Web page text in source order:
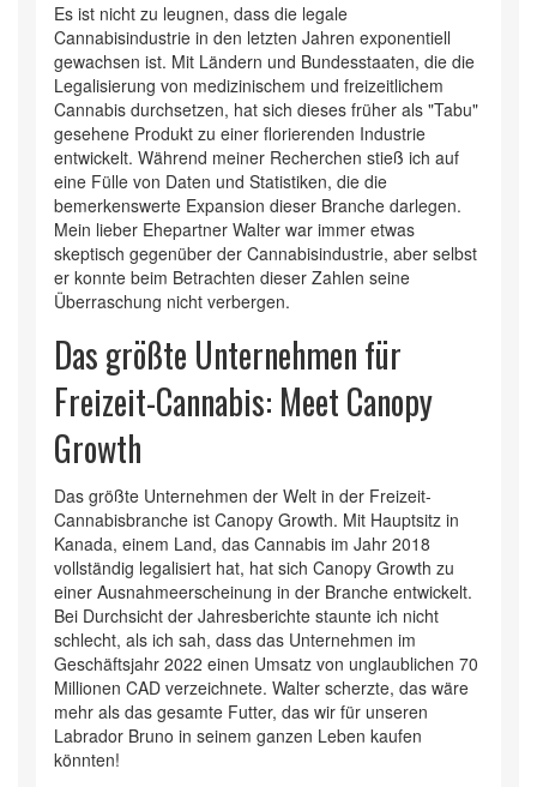
Es ist nicht zu leugnen, dass die legale
Cannabisindustrie in den letzten Jahren exponentiell
gewachsen ist. Mit Ländern und Bundesstaaten, die die
Legalisierung von medizinischem und freizeitlichem
Cannabis durchsetzen, hat sich dieses früher als "Tabu"
gesehene Produkt zu einer florierenden Industrie
entwickelt. Während meiner Recherchen stieß ich auf
eine Fülle von Daten und Statistiken, die die
bemerkenswerte Expansion dieser Branche darlegen.
Mein lieber Ehepartner Walter war immer etwas
skeptisch gegenüber der Cannabisindustrie, aber selbst
er konnte beim Betrachten dieser Zahlen seine
Überraschung nicht verbergen.
Das größte Unternehmen für
Freizeit-Cannabis: Meet Canopy
Growth
Das größte Unternehmen der Welt in der Freizeit-
Cannabisbranche ist Canopy Growth. Mit Hauptsitz in
Kanada, einem Land, das Cannabis im Jahr 2018
vollständig legalisiert hat, hat sich Canopy Growth zu
einer Ausnahmeerscheinung in der Branche entwickelt.
Bei Durchsicht der Jahresberichte staunte ich nicht
schlecht, als ich sah, dass das Unternehmen im
Geschäftsjahr 2022 einen Umsatz von unglaublichen 70
Millionen CAD verzeichnete. Walter scherzte, das wäre
mehr als das gesamte Futter, das wir für unseren
Labrador Bruno in seinem ganzen Leben kaufen
könnten!